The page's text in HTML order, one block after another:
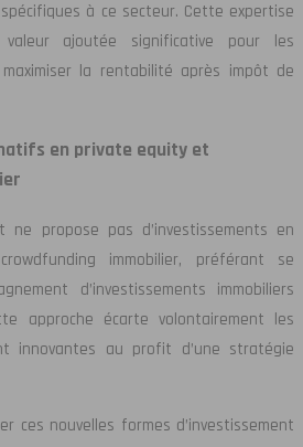
à ce secteur. Cette expertise
ajoutée significative pour les
la rentabilité après impôt de
en private equity et
ne propose pas d’investissements en
immobilier, préférant se
d’investissements immobiliers
approche écarte volontairement les
innovantes au profit d’une stratégie
ces nouvelles formes d’investissement